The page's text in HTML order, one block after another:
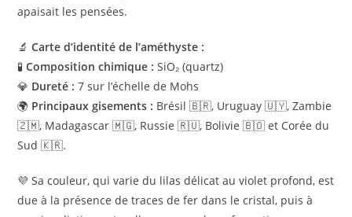
apaisait les pensées.
🔬Carte d’identité de l’améthyste :
🧪Composition chimique : SiO₂ (quartz)
💎 Dureté : 7 sur l’échelle de Mohs
🌍 Principaux gisements : Brésil 🇧🇷, Uruguay 🇺🇾, Zambie
🇿🇲, Madagascar 🇲🇬, Russie 🇷🇺, Bolivie 🇧🇴 et Corée du
Sud 🇰🇷.
💜 Sa couleur, qui varie du lilas délicat au violet profond, est
due à la présence de traces de fer dans le cristal, puis à